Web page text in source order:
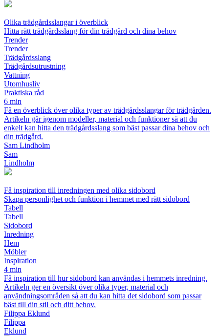
Olika trädgårdsslangar i överblick
Hitta rätt trädgårdsslang för din trädgård och dina behov
Trender
Trender
Trädgårdsslang
Trädgårdsutrustning
Vattning
Utomhusliv
Praktiska råd
6 min
Få en överblick över olika typer av trädgårdsslangar för trädgården.
Artikeln går igenom modeller, material och funktioner så att du
enkelt kan hitta den trädgårdsslang som bäst passar dina behov och
din trädgård.
Sam Lindholm
Sam
Lindholm
Få inspiration till inredningen med olika sidobord
Skapa personlighet och funktion i hemmet med rätt sidobord
Tabell
Tabell
Sidobord
Inredning
Hem
Möbler
Inspiration
4 min
Få inspiration till hur sidobord kan användas i hemmets inredning.
Artikeln ger en översikt över olika typer, material och
användningsområden så att du kan hitta det sidobord som passar
bäst till din stil och ditt behov.
Filippa Eklund
Filippa
Eklund